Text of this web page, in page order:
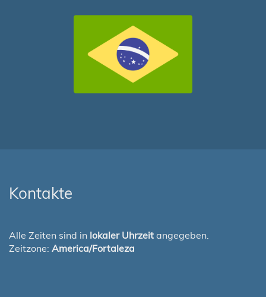
Kontakte
Alle Zeiten sind in lokaler Uhrzeit angegeben.
Zeitzone: America/Fortaleza